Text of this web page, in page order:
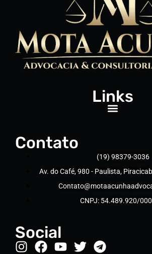
Links
Contato
(19) 98379-3036
Av. do Café, 980 - Paulista,
CNPJ: 54.489.920/
Social